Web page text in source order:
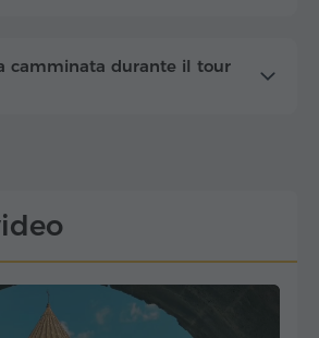
camminata durante il tour